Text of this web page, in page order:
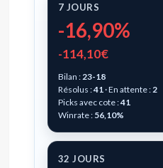
7 JOURS
-16,90%
-114,10€
Bilan : 23-18
Résolus :41 · En attente : 2
Picks avec cote :41
Winrate : 56,10%
32 JOURS